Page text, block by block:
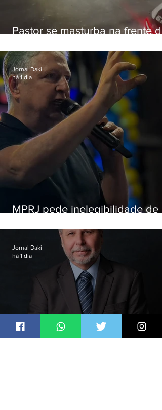
Pastor se masturba na frente de
MPRJ pede inelegibilidade de
Jornal Daki
há 1 dia
Jornal Daki
há 1 dia